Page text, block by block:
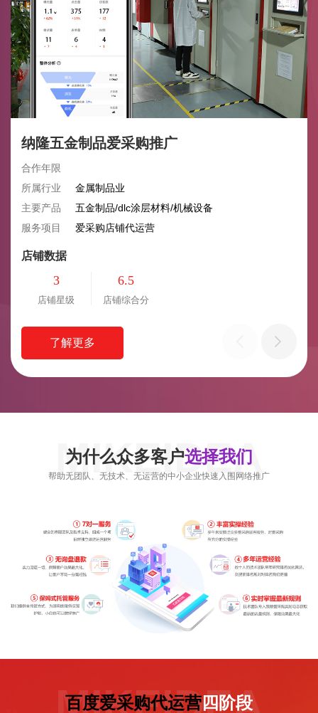
纳隆五金制品爱采购推广
合作年限
所属行业
金属制品业
主要产品
五金制品/dlc涂层材料/机械设备
服务项目
爱采购店铺代运营
店铺数据
3
店铺星级
6.5
店铺综合分
了解更多
为什么众多客户选择我们
帮助无团队、无技术、无运营的中小企业快速入围网络推广
MIKEIDEA
百度爱采购代运营四阶段